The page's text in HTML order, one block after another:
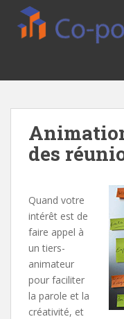
des
Quand votre
intérêt est de
faire appel à
un tiers-
animateur
pour faciliter
la parole et la
créativité, et